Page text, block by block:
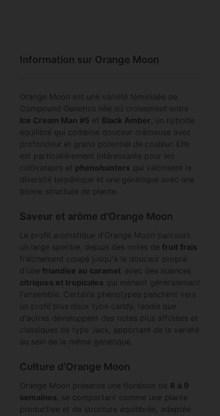
Information sur Orange Moon
Orange Moon est une variété féminisée de
Compound Genetics née du croisement entre
Ice Cream Man #5 et Black Amber, un hybride
équilibré qui combine douceur crémeuse avec
profondeur et grand potentiel de couleur. Elle
est particulièrement intéressante pour les
cultivateurs et phenohunters qui valorisent la
diversité terpénique et une génétique avec une
bonne structure de plante.
Saveur et arôme d'Orange Moon
Le profil aromatique d'Orange Moon parcourt
un large spectre, depuis des notes de fruit frais
fraîchement coupé jusqu'à la douceur propre
d'une friandise au caramel, avec des nuances
citriques et tropicales qui mènent généralement
l'ensemble. Certains phénotypes penchent vers
un profil plus doux type candy, tandis que
d'autres développent des notes plus affûtées et
classiques de type Jack, apportant de la variété
au sein de la même génétique.
Culture d'Orange Moon
Orange Moon présente une floraison de 8 à 9
semaines, se comportant comme une plante
productive et de structure équilibrée, adaptée